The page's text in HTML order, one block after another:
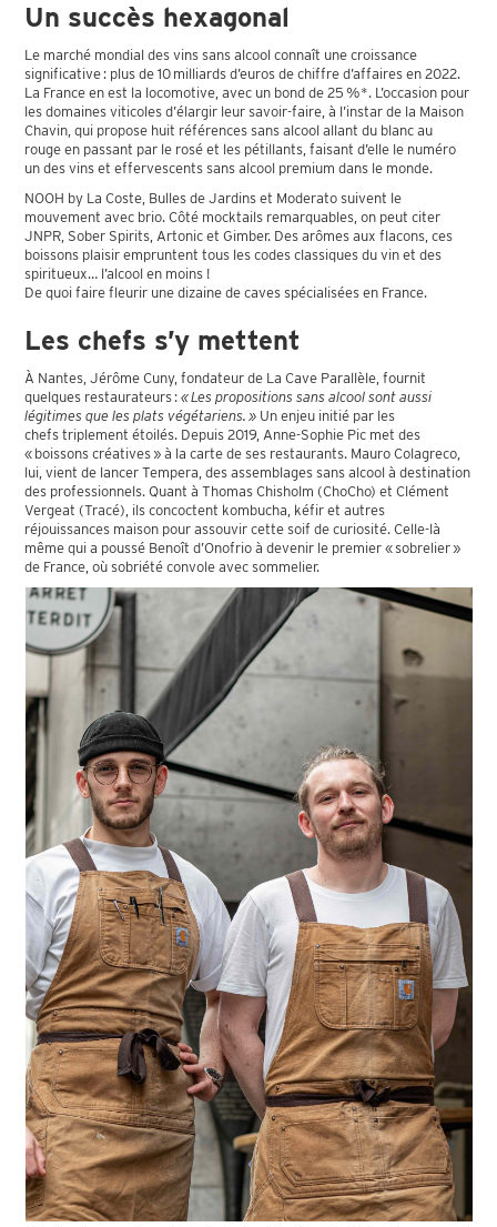
Un succès hexagonal
Le marché mondial des vins sans alcool connaît une croissance
significative : plus de 10 milliards d’euros de chiffre d’affaires en 2022.
La France en est la locomotive, avec un bond de 25 %*. L’occasion pour
les domaines viticoles d’élargir leur savoir-faire, à l’instar de la Maison
Chavin, qui propose huit références sans alcool allant du blanc au
rouge en passant par le rosé et les pétillants, faisant d’elle le numéro
un des vins et effervescents sans alcool premium dans le monde.
NOOH by La Coste, Bulles de Jardins et Moderato suivent le
mouvement avec brio. Côté mocktails remarquables, on peut citer
JNPR, Sober Spirits, Artonic et Gimber. Des arômes aux flacons, ces
boissons plaisir empruntent tous les codes classiques du vin et des
spiritueux… l’alcool en moins !
De quoi faire fleurir une dizaine de caves spécialisées en France.
Les chefs s’y mettent
À Nantes, Jérôme Cuny, fondateur de La Cave Parallèle, fournit
quelques restaurateurs :« Les propositions sans alcool sont aussi
légitimes que les plats végétariens. » Un enjeu initié par les
chefs triplement étoilés. Depuis 2019, Anne-Sophie Pic met des
« boissons créatives » à la carte de ses restaurants. Mauro Colagreco,
lui, vient de lancer Tempera, des assemblages sans alcool à destination
des professionnels. Quant à Thomas Chisholm (ChoCho) et Clément
Vergeat (Tracé), ils concoctent kombucha, kéfir et autres
réjouissances maison pour assouvir cette soif de curiosité. Celle-là
même qui a poussé Benoît d’Onofrio à devenir le premier « sobrelier »
de France, où sobriété convole avec sommelier.